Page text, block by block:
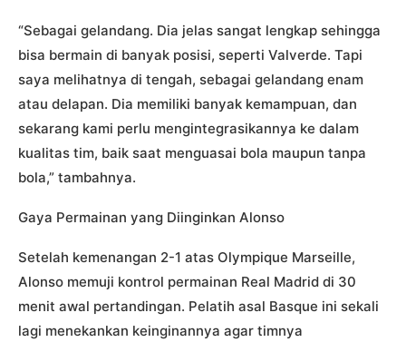
“Sebagai gelandang. Dia jelas sangat lengkap sehingga
bisa bermain di banyak posisi, seperti Valverde. Tapi
saya melihatnya di tengah, sebagai gelandang enam
atau delapan. Dia memiliki banyak kemampuan, dan
sekarang kami perlu mengintegrasikannya ke dalam
kualitas tim, baik saat menguasai bola maupun tanpa
bola,” tambahnya.
Gaya Permainan yang Diinginkan Alonso
Setelah kemenangan 2-1 atas Olympique Marseille,
Alonso memuji kontrol permainan Real Madrid di 30
menit awal pertandingan. Pelatih asal Basque ini sekali
lagi menekankan keinginannya agar timnya